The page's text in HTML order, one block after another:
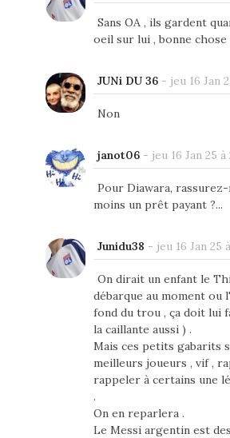
Sans OA , ils gardent
oeil sur lui , bonne chose
JUNi DU 36- jeu 16 Jan
Non
janot06- jeu 16 Jan 25 à
Pour Diawara,
moins un prêt payant ?...
Junidu38 - jeu 16 Jan 25
On dirait un enfant le
débarque au moment ou
fond du trou , ça doit lui
la caillante aussi ) .
Mais ces petits gabarits
meilleurs joueurs , vif ,
rappeler à certains une
.
On en reparlera .
Le Messi argentin est